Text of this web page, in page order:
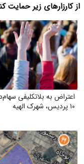
از کارزارهای زیر حمایت
اعتراض به بلاتکلیفی
۱۰ پردیس، شهرک الهیه